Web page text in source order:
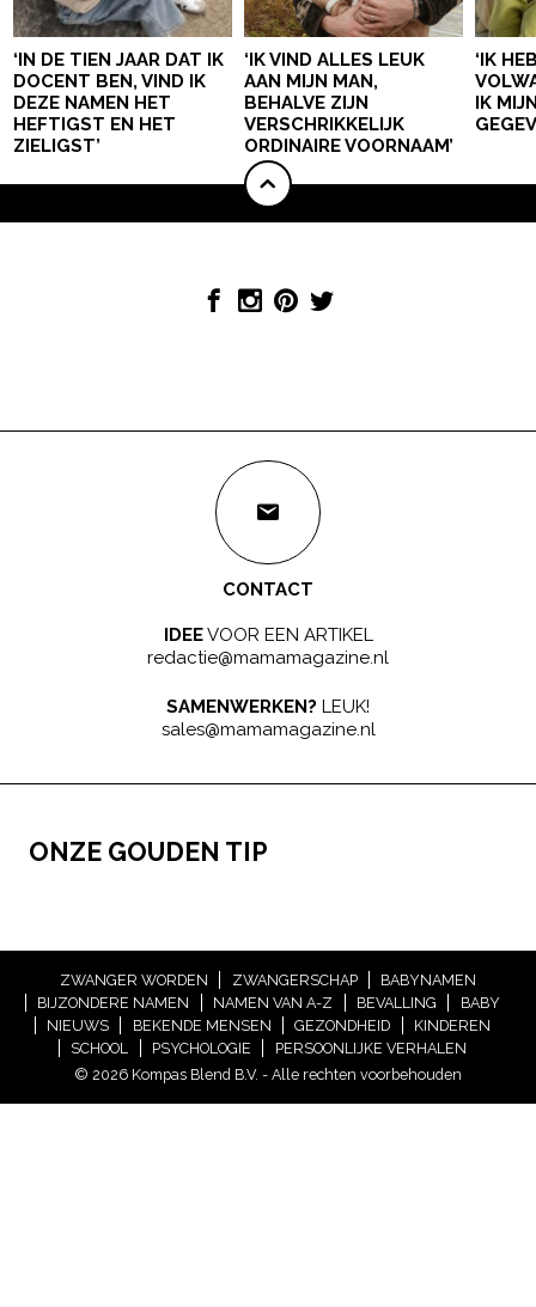
‘IN DE TIEN JAAR DAT IK
DOCENT BEN, VIND IK
DEZE NAMEN HET
HEFTIGST EN HET
ZIELIGST’
‘IK VIND ALLES LEUK
AAN MIJN MAN,
BEHALVE ZIJN
VERSCHRIKKELIJK
ORDINAIRE VOORNAAM’
‘IK
IK
CONTACT
IDEEVOOR EEN ARTIKEL
redactie@mamamagazine.nl
SAMENWERKEN? LEUK!
sales@mamamagazine.nl
ONZE GOUDEN TIP
ZWANGER WORDEN ZWANGERSCHAP
BABYNAMEN
BIJZONDERE NAMEN
NAMEN VAN A-Z BEVALLING
BABY
NIEUWS
BEKENDE MENSEN GEZONDHEID
KINDEREN
SCHOOL
PSYCHOLOGIE
PERSOONLIJKE VERHALEN
© 2026 Kompas Blend B.V. - Alle rechten voorbehouden